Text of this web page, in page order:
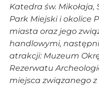
Katedra św.
Park Miejski i okolice
miasta oraz jego
handlowymi,
atrakcji: Muzeum
Rezerwatu
miejsca związanego